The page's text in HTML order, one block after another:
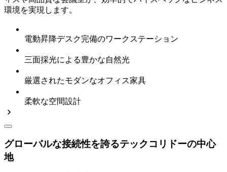
環境を実現します。
電動昇降デスク完備のワークステーション
三面採光による豊かな自然光
厳選されたモダンなオフィス家具
柔軟な空間設計
グローバルな接続性を誇るテックコリドーの中心
地